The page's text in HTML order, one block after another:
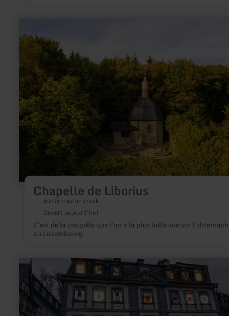
Chapelle de Liborius
Echternacherbrück
Ouvert aujourd'hui
C'est de la chapelle que l'on a la plus belle vue sur Echternach
au Luxembourg.
plus
de
Liborius
en
plus
sur
:
Haus
Troistorff